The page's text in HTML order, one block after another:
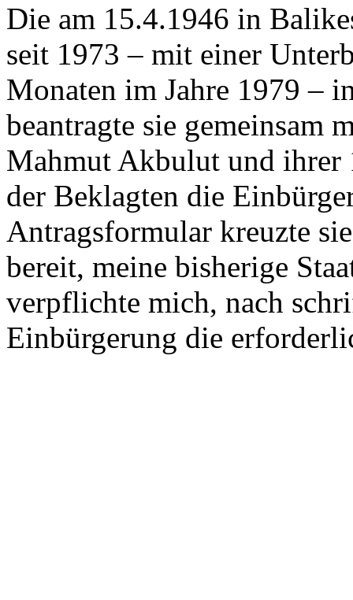
Die am 15.4.1946 in
seit 1973 – mit einer
Monaten im Jahre 1979 –
beantragte sie gemeinsam
Mahmut Akbulut und ihrer
der Beklagten die
Antragsformular kreuzte
bereit, meine bisherige
verpflichte mich, nach
Einbürgerung die